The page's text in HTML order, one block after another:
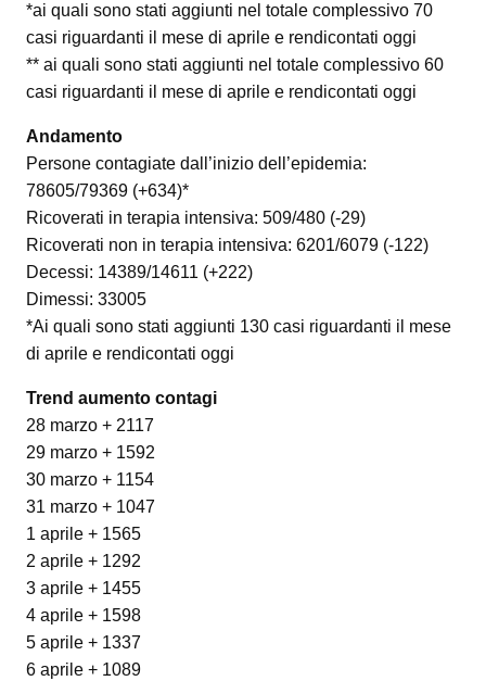
*ai quali sono stati aggiunti nel totale complessivo 70
casi riguardanti il mese di aprile e rendicontati oggi
** ai quali sono stati aggiunti nel totale complessivo 60
casi riguardanti il mese di aprile e rendicontati oggi
Andamento
Persone contagiate dall’inizio dell’epidemia:
78605/79369 (+634)*
Ricoverati in terapia intensiva: 509/480 (-29)
Ricoverati non in terapia intensiva: 6201/6079 (-122)
Decessi: 14389/14611 (+222)
Dimessi: 33005
*Ai quali sono stati aggiunti 130 casi riguardanti il mese
di aprile e rendicontati oggi
Trend aumento contagi
28 marzo + 2117
29 marzo + 1592
30 marzo + 1154
31 marzo + 1047
1 aprile + 1565
2 aprile + 1292
3 aprile + 1455
4 aprile + 1598
5 aprile + 1337
6 aprile + 1089